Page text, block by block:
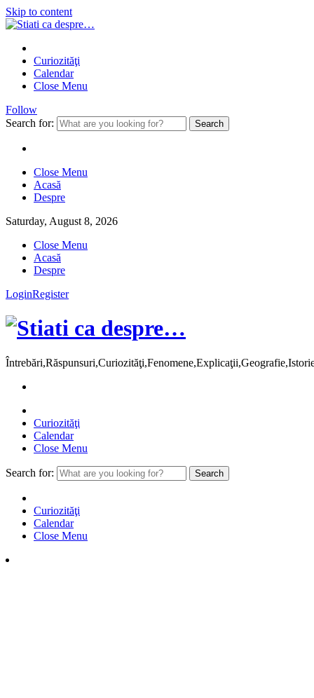
Skip to content
Curiozităţi
Calendar
Close Menu
Follow
Search for:
Close Menu
Acasă
Despre
Saturday, August 8, 2026
Close Menu
Acasă
Despre
LoginRegister
Curiozităţi
Calendar
Close Menu
Search for:
Curiozităţi
Calendar
Close Menu